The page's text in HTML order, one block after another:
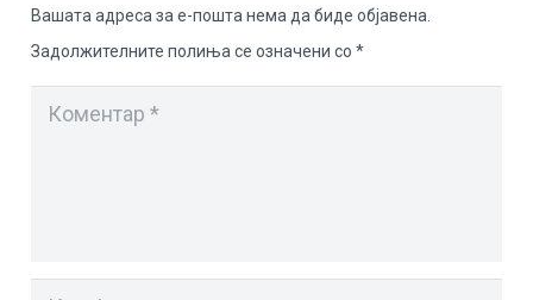
Вашата адреса за е-пошта нема да биде објавена.
Задолжителните полиња се означени со*